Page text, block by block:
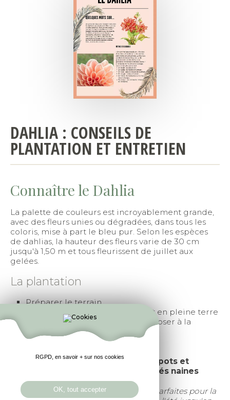
DAHLIA : CONSEILS DE
PLANTATION ET ENTRETIEN
Connaître le Dahlia
La palette de couleurs est incroyablement grande,
avec des fleurs unies ou dégradées, dans tous les
coloris, mise à part le bleu pur. Selon les espèces
de dahlias, la hauteur des fleurs varie de 30 cm
jusqu'à 1,50 m et tous fleurissent de juillet aux
gelées.
La plantation
Préparer le terrain
Installer les bulbes directement en pleine terre
Tasser légèrement la terre et arroser à la
installer quelques tuteurs
Les dahlias peuvent se cultiver en pots et
jardinières, en particulier les variétés naines
Les dahlias sont des plantes à bulbes parfaites pour la
RGPD, en savoir + sur nos cookies
OK, tout accepter